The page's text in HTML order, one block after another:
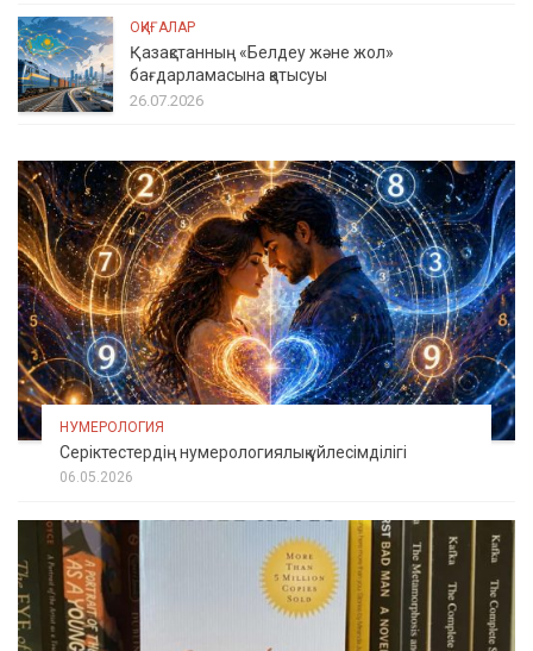
ОҚИҒАЛАР
Қазақстанның «Белдеу және жол»
бағдарламасына қатысуы
26.07.2026
НУМЕРОЛОГИЯ
Серіктестердің нумерологиялық үйлесімділігі
06.05.2026